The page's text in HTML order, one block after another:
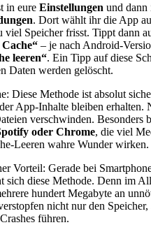
in eure Einstellungen und dann
. Dort wählt ihr die App
viel Speicher frisst. Tippt dann
– je nach Android-
leeren“. Ein Tipp auf diese
Daten werden gelöscht.
Diese Methode ist absolut
App-Inhalte bleiben erhalten.
verschwinden. Besonders
oder Chrome, die viel
Leeren wahre Wunder wirken.
Vorteil: Gerade bei
sich diese Methode. Denn im
hundert Megabyte an
nicht nur den
führen.